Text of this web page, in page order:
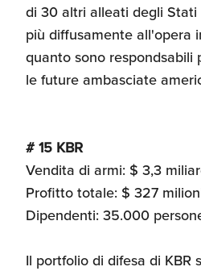
di 30 altri alleati degli Stati
più diffusamente all'opera
quanto sono
le future ambasciate
# 15 KBR
Vendita di armi: $ 3,3
Profitto totale: $ 327
Dipendenti: 35.000
Il portfolio di difesa di KBR